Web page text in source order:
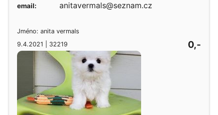
Jméno: anita vermals
9.4.2021 | 32219
0,-
email: anitavermals@seznam.cz